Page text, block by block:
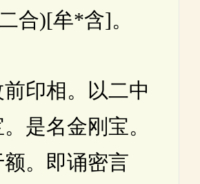
合)[牟*含]。
相。以二中
是名金刚宝。
。即诵密言